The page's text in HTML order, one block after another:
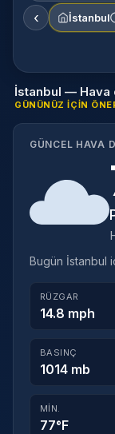
‹ İstanbul
İstanbul — Hava
GÜNÜNÜZ IÇIN
GÜNCEL HAVA
Bugün İstanbul
RÜZGAR
14.8 mph
BASINÇ
1014 mb
MIN.
77°F